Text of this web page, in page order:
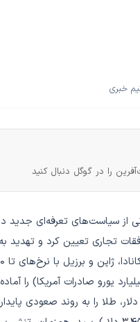
خبری
را در گوگل دنبال کنید
نگرانی از سیاست‌های تعرفه‌ای
گسترده‌ای (شامل تعرفه بر ۷۲